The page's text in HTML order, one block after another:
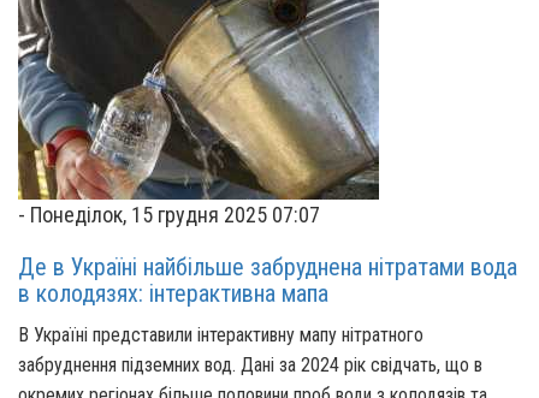
- Понеділок, 15 грудня 2025 07:07
Де в Україні найбільше забруднена нітратами вода
в колодязях: інтерактивна мапа
В Україні представили інтерактивну мапу нітратного
забруднення підземних вод. Дані за 2024 рік свідчать, що в